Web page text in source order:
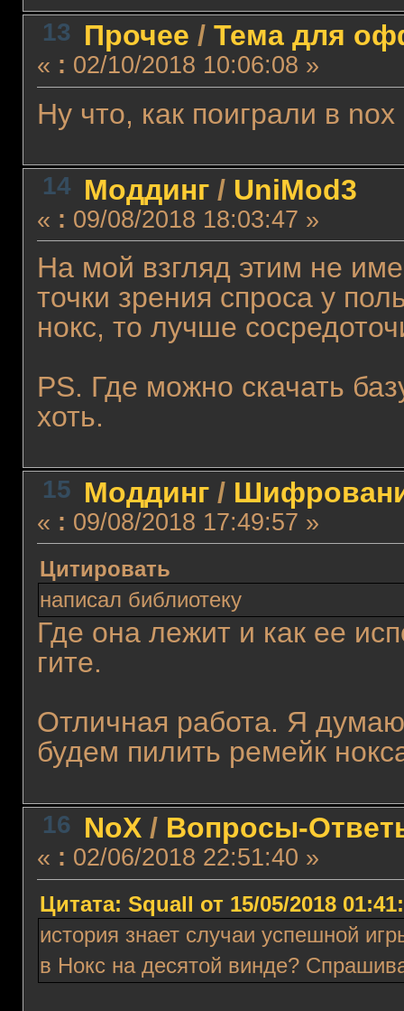
13 Прочее / Тема для
« : 02/10/2018 10:06:08 »
Ну что, как поиграли в
14 Моддинг/ UniMod3
« : 09/08/2018 18:03:47 »
На мой взгляд этим не
точки зрения спроса у
нокс, то лучше
PS. Где можно скачать
хоть.
15 Моддинг/
« : 09/08/2018 17:49:57 »
Цитировать
написал библиотеку
Где она лежит и как ее
гите.
Отличная работа. Я
будем пилить ремейк
16 NoX/ Вопросы-
« : 02/06/2018 22:51:40 »
Цитата: Squall от 15/05/2018
история знает случаи успешной
в Нокс на десятой винде?